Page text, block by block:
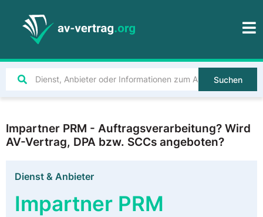
Suchen
Impartner PRM - Auftragsverarbeitung? Wird
AV-Vertrag, DPA bzw. SCCs angeboten?
Dienst & Anbieter
Impartner PRM